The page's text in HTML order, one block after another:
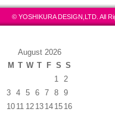
© YOSHIKURA DESIGN,LTD. All
August 2026
M T W T F S S
1
2
3
4 5 6 7 8
9
10 11 12 13 14 15 16